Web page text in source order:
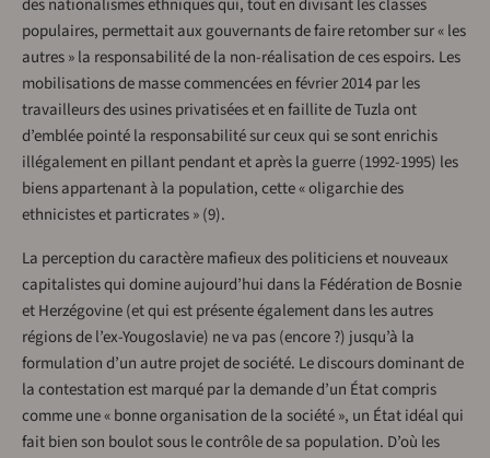
des nationalismes ethniques qui, tout en divisant les classes
populaires, permettait aux gouvernants de faire retomber sur « les
autres » la responsabilité de la non-réalisation de ces espoirs. Les
mobilisations de masse commencées en février 2014 par les
travailleurs des usines privatisées et en faillite de Tuzla ont
d’emblée pointé la responsabilité sur ceux qui se sont enrichis
illégalement en pillant pendant et après la guerre (1992-1995) les
biens appartenant à la population, cette « oligarchie des
ethnicistes et particrates » (9).
La perception du caractère mafieux des politiciens et nouveaux
capitalistes qui domine aujourd’hui dans la Fédération de Bosnie
et Herzégovine (et qui est présente également dans les autres
régions de l’ex-Yougoslavie) ne va pas (encore ?) jusqu’à la
formulation d’un autre projet de société. Le discours dominant de
la contestation est marqué par la demande d’un État compris
comme une « bonne organisation de la société », un État idéal qui
fait bien son boulot sous le contrôle de sa population. D’où les